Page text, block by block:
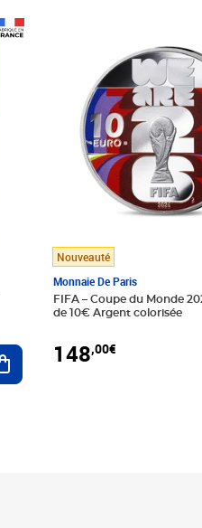
Ajouter au panier
Nouveauté
Monnaie De Paris
FIFA – Coupe du Monde
de 10€ Argent colorisée
148,00€